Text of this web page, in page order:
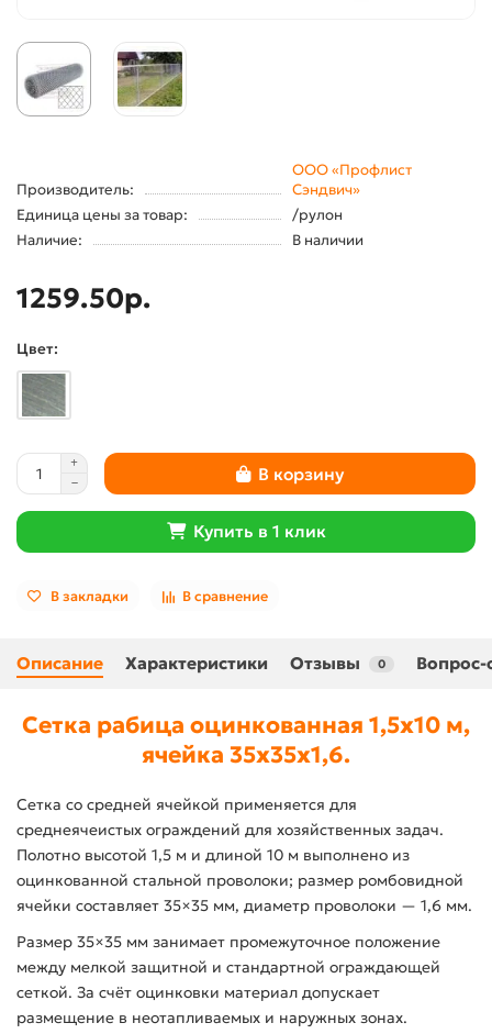
Производитель:
ООО «Профлист
Сэндвич»
Единица цены за товар:
/рулон
Наличие:
В наличии
1259.50р.
Цвет:
В корзину
Купить в 1 клик
В закладки В сравнение
Описание Характеристики Отзывы 0 Вопрос-
Сетка рабица оцинкованная 1,5x10 м,
ячейка 35x35x1,6.
Сетка со средней ячейкой применяется для
среднеячеистых ограждений для хозяйственных задач.
Полотно высотой 1,5 м и длиной 10 м выполнено из
оцинкованной стальной проволоки; размер ромбовидной
ячейки составляет 35×35 мм, диаметр проволоки — 1,6 мм.
Размер 35×35 мм занимает промежуточное положение
между мелкой защитной и стандартной ограждающей
сеткой. За счёт оцинковки материал допускает
размещение в неотапливаемых и наружных зонах.